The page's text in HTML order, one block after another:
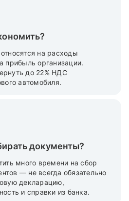
на расходы
прибыль организации.
до 22% НДС
автомобиля.
документы?
много времени на сбор
— не всегда обязательно
декларацию,
и справки из банка.